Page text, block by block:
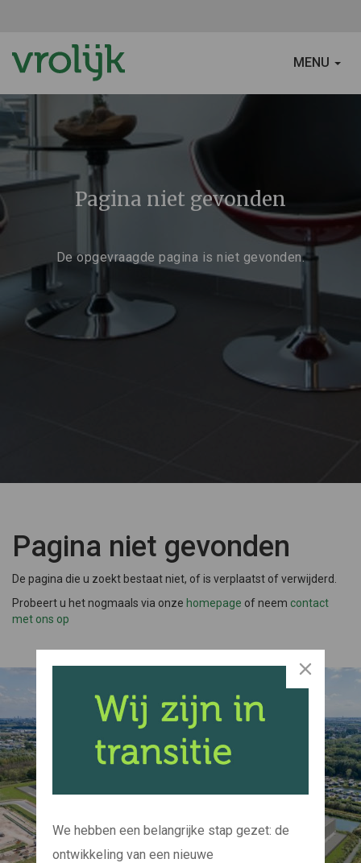
SCHAKEL
MENU
Pagina niet gevonden
De opgevraagde pagina is niet gevonden.
Pagina niet gevonden
De pagina die u zoekt bestaat niet, of is verplaatst of verwijderd.
Probeert u het nogmaals via onze homepage of neem contact
met ons op
Kom bij ons op de
En we kijken samen naar uw project
We hebben een belangrijke stap gezet: de
ontwikkeling van een nieuwe